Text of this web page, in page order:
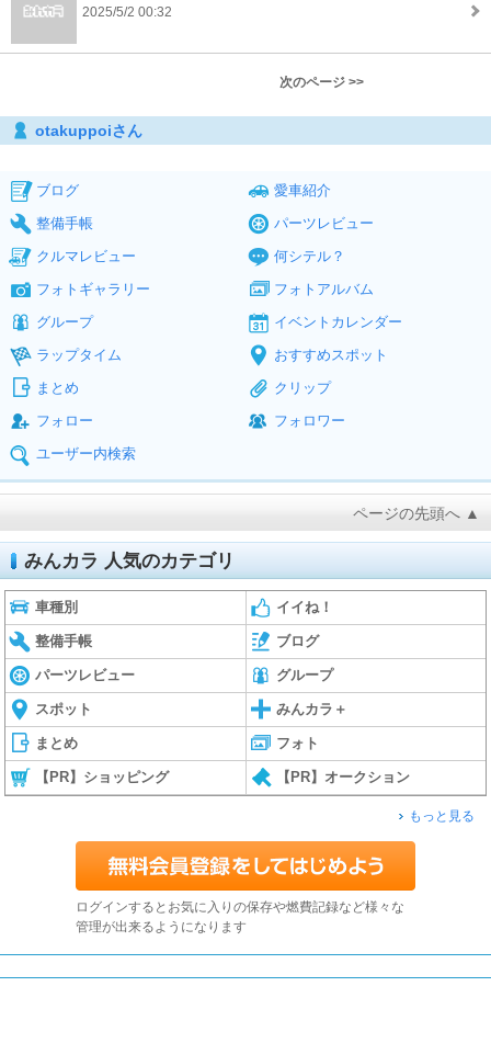
2025/5/2 00:32
次のページ >>
otakuppoiさん
ブログ
愛車紹介
整備手帳
パーツレビュー
クルマレビュー
何シテル？
フォトギャラリー
フォトアルバム
グループ
イベントカレンダー
ラップタイム
おすすめスポット
まとめ
クリップ
フォロー
フォロワー
ユーザー内検索
ページの先頭へ ▲
みんカラ 人気のカテゴリ
車種別 イイね！
整備手帳 ブログ
パーツレビュー グループ
スポット みんカラ＋
まとめ フォト
【PR】ショッピング 【PR】オークション
もっと見る
ログインするとお気に入りの保存や燃費記録など様々な
管理が出来るようになります